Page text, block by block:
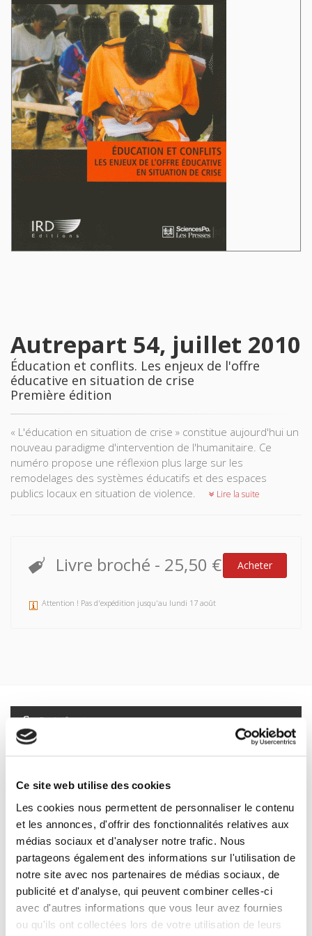
Ce site web utilise des cookies
Les cookies nous permettent de personnaliser le contenu
et les annonces, d'offrir des fonctionnalités relatives aux
médias sociaux et d'analyser notre trafic. Nous
partageons également des informations sur l'utilisation de
notre site avec nos partenaires de médias sociaux, de
publicité et d'analyse, qui peuvent combiner celles-ci
avec d'autres informations que vous leur avez fournies
ou qu'ils ont collectées lors de votre utilisation de leurs
Autrepart 54, juillet 2010
Éducation et conflits. Les enjeux de l'offre
éducative en situation de crise
Première édition
« L'éducation en situation de crise » constitue aujourd'hui un
nouveau paradigme d'intervention de l'humanitaire. Ce
numéro propose une réflexion plus large sur les
remodelages des systèmes éducatifs et des espaces
publics locaux en situation de violence.
Lire la suite
Livre broché - 25,50 € Acheter
Attention ! Pas d'expédition jusqu'au lundi 17 août
Spécifications
Sommaire
Spécifications
Éditeur
Presses de Sciences Po
Auteur
Revue